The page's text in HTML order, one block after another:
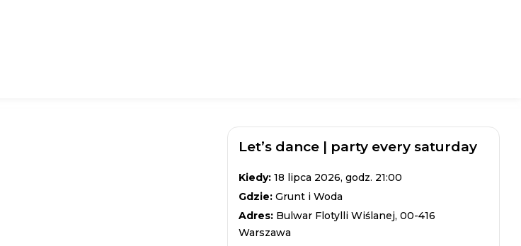
Let’s dance | party every saturday
Kiedy: 18 lipca 2026, godz. 21:00
Gdzie: Grunt i Woda
Adres: Bulwar Flotylli Wiślanej, 00-416
Warszawa